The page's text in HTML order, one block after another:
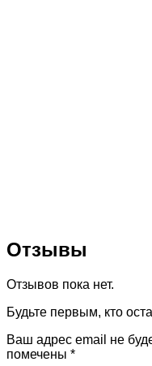
Отзывы
Отзывов пока нет.
Будьте первым, кто
Ваш адрес email не
помечены *